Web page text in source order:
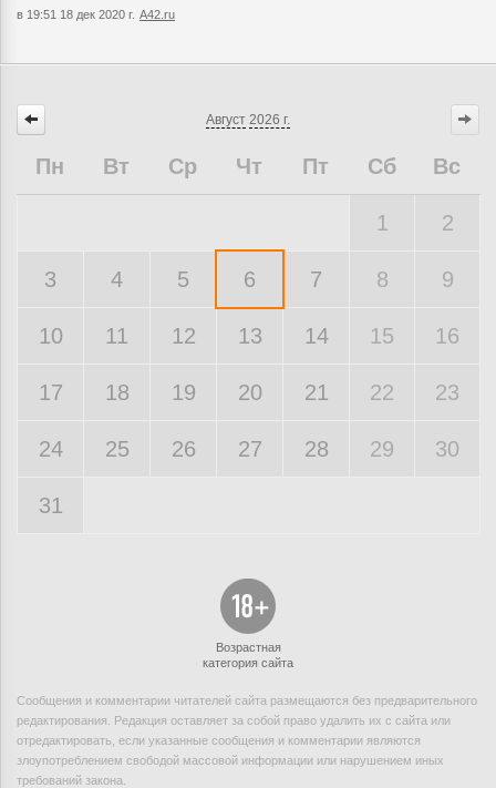
в 19:51 18 дек 2020 г. A42.ru
Август 2026 г.
Пн Вт Ср Чт Пт Сб Вс
1 2
3 4 5 6 7 8 9
10 11 12 13 14 15 16
17 18 19 20 21 22 23
24 25 26 27 28 29 30
31
Возрастная
категория сайта
Сообщения и комментарии читателей сайта размещаются без предварительного
редактирования. Редакция оставляет за собой право удалить их с сайта или
отредактировать, если указанные сообщения и комментарии являются
злоупотреблением свободой массовой информации или нарушением иных
требований закона.